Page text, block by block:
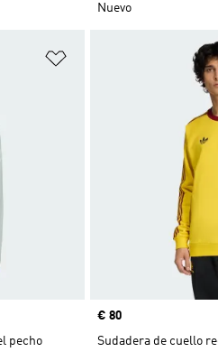
Nuevo
Añadir a la lista de
pecho
Precio
€ 80
Sudadera de cuello